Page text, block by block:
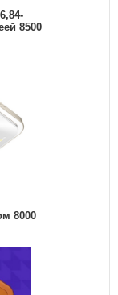
8500
8000